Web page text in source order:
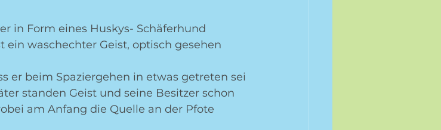
in Form eines Huskys- Schäferhund
waschechter Geist, optisch gesehen
er beim Spaziergehen in etwas getreten sei
standen Geist und seine Besitzer schon
am Anfang die Quelle an der Pfote